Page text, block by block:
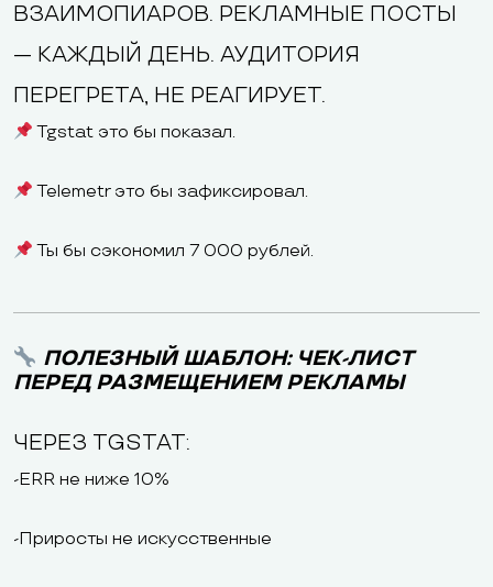
ВЗАИМОПИАРОВ. РЕКЛАМНЫЕ ПОСТЫ
— КАЖДЫЙ ДЕНЬ. АУДИТОРИЯ
ПЕРЕГРЕТА, НЕ РЕАГИРУЕТ.
Tgstat это бы показал.
Telemetr это бы зафиксировал.
Ты бы сэкономил 7 000 рублей.
ПОЛЕЗНЫЙ ШАБЛОН: ЧЕК-ЛИСТ
ПЕРЕД РАЗМЕЩЕНИЕМ РЕКЛАМЫ
ЧЕРЕЗ TGSTAT:
-ERR не ниже 10%
-Приросты не искусственные